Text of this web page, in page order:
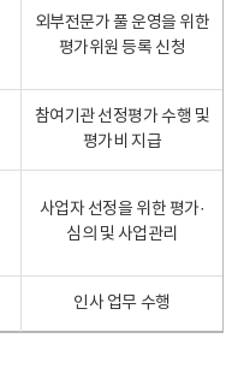
외부전문가 풀 운영을 위한
평가위원 등록 신청
참여기관 선정평가 수행 및
평가비 지급
사업자 선정을 위한 평가·
심의 및 사업관리
인사 업무 수행